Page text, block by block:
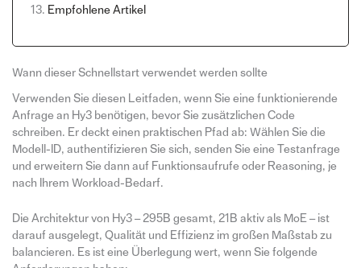
Empfohlene Artikel
Wann dieser Schnellstart verwendet werden sollte
Verwenden Sie diesen Leitfaden, wenn Sie eine funktionierende
Anfrage an Hy3 benötigen, bevor Sie zusätzlichen Code
schreiben. Er deckt einen praktischen Pfad ab: Wählen Sie die
Modell-ID, authentifizieren Sie sich, senden Sie eine Testanfrage
und erweitern Sie dann auf Funktionsaufrufe oder Reasoning, je
nach Ihrem Workload-Bedarf.
Die Architektur von Hy3 – 295B gesamt, 21B aktiv als MoE – ist
darauf ausgelegt, Qualität und Effizienz im großen Maßstab zu
balancieren. Es ist eine Überlegung wert, wenn Sie folgende